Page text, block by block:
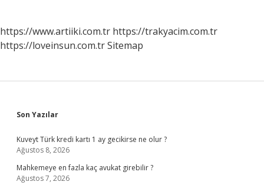
https://www.artiiki.com.tr https://trakyacim.com.tr
https://loveinsun.com.trSitemap
Sidebar
Son Yazılar
Kuveyt Türk kredi kartı 1 ay gecikirse ne olur ?
Ağustos 8, 2026
Mahkemeye en fazla kaç avukat girebilir ?
Ağustos 7, 2026